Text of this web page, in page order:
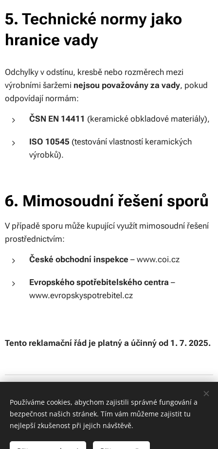
5. Technické normy jako
hranice vady
Odchylky v odstínu, kresbě nebo rozměrech mezi
výrobními šaržemi nejsou považovány za vady, pokud
odpovídají normám:
ČSN EN 14411 (keramické obkladové materiály),
ISO 10545 (testování vlastností keramických
výrobků).
6. Mimosoudní řešení sporů
V případě sporu může kupující využít mimosoudní řešení
prostřednictvím:
České obchodní inspekce – www.coi.cz
Evropského spotřebitelského centra –
www.evropskyspotrebitel.cz
Tento reklamační řád je platný a účinný od 1. 7. 2025.
Tento web používá soubory cookies k analýze návštěvnosti
prostřednictvím služby Google Analytics. Používáním webu s tím
Používáme cookies, abychom zajistili správné fungování a
bezpečnost našich stránek. Tím vám můžeme zajistit tu
nejlepší zkušenost při jejich návštěvě.